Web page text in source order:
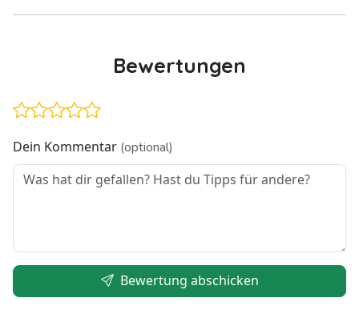
Bewertungen
Dein Kommentar (optional)
Bewertung abschicken